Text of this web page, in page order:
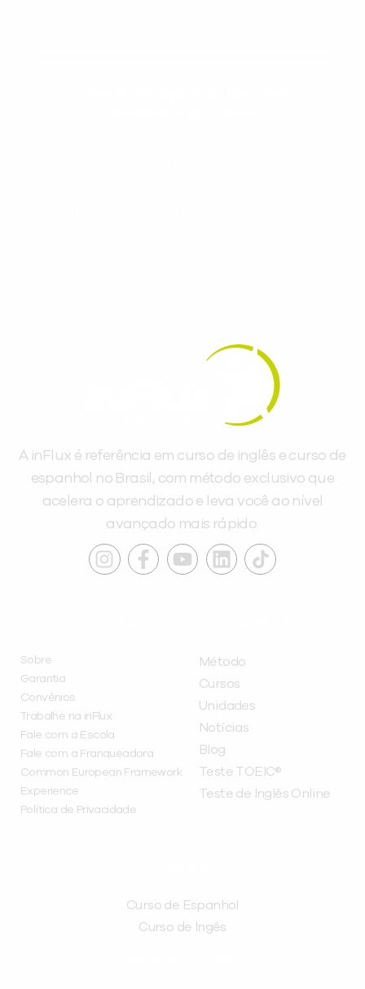
A inFlux é referência em curso de inglês e curso de
espanhol no Brasil, com método exclusivo que
acelera o aprendizado e leva você ao nível
avançado mais rápido.
Sobre
Garantia
Convênios
Trabalhe na inFlux
Fale com a Escola
Fale com a Franqueadora
Common European Framework
Experience
Política de Privacidade
Método
Cursos
Unidades
Notícias
Blog
Teste TOEIC®
Teste de Inglês Online
Curso de Espanhol
Curso de Ingês